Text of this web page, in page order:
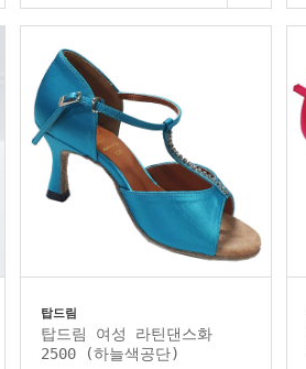
탑드림
탑드림 여성 라틴댄스화
2500 (하늘색공단)